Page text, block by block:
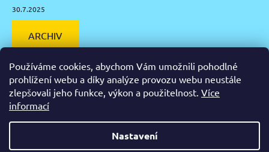
Používáme cookies, abychom Vám umožnili pohodlné
prohlížení webu a díky analýze provozu webu neustále
zlepšovali jeho funkce, výkon a použitelnost. Více
informací
Nastavení
30.7.2025
ARCHIV
Facebook